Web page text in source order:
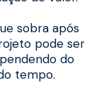
sobra após
pode ser
do
tempo.